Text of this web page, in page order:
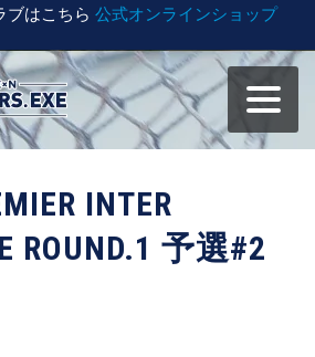
ブはこちら 公式オンラインショップ
INTER
ROUND.1 予選#2